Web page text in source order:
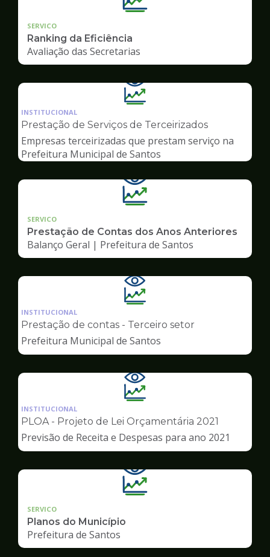
SERVICO
Ranking da Eficiência
Avaliação das Secretarias
Ilustração
da
pagina
Transparência
INSTITUCIONAL
Prestação de Serviços de Terceirizados
Empresas terceirizadas que prestam serviço na
Prefeitura Municipal de Santos
SERVICO
Prestação de Contas dos Anos Anteriores
Balanço Geral | Prefeitura de Santos
Ilustração
da
pagina
de
Transparência
INSTITUCIONAL
Prestação de contas - Terceiro setor
Prefeitura Municipal de Santos
Ilustração
da
pagina
Transparência
INSTITUCIONAL
PLOA - Projeto de Lei Orçamentária 2021
Previsão de Receita e Despesas para ano 2021
SERVICO
Planos do Município
Prefeitura de Santos